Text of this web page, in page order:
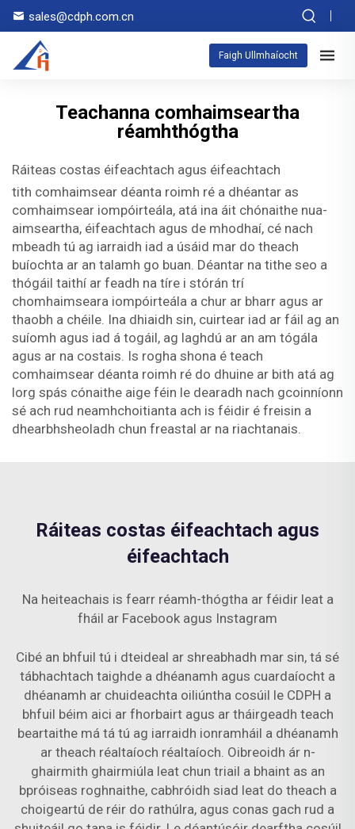
sales@cdph.com.cn
Faigh Ullmhaíocht
Teachanna comhaimseartha
réamhthógtha
Ráiteas costas éifeachtach agus éifeachtach
tith comhaimsear déanta roimh ré a dhéantar as
comhaimsear iompóirteála, atá ina áit chónaithe nua-
aimseartha, éifeachtach agus de mhodhaí, cé nach
mbeadh tú ag iarraidh iad a úsáid mar do theach
buíochta ar an talamh go buan. Déantar na tithe seo a
thógáil taithí ar feadh na tíre i stórán trí
chomhaimseara iompóirteála a chur ar bharr agus ar
thaobh a chéile. Ina dhiaidh sin, cuirtear iad ar fáil ag an
suíomh agus iad á togáil, ag laghdú ar an am tógála
agus ar na costais. Is rogha shona é teach
comhaimsear déanta roimh ré do dhuine ar bith atá ag
lorg spás cónaithe aige féin le dearadh nach gcoinníonn
sé ach rud neamhchoitianta ach is féidir é freisin a
dhearbhsheoladh chun freastal ar na riachtanais.
Ráiteas costas éifeachtach agus
éifeachtach
Na heiteachais is fearr réamh-thógtha ar féidir leat a
fháil ar Facebook agus Instagram
Cibé an bhfuil tú i dteideal ar shreabhadh mar sin, tá sé
tábhachtach taighde a dhéanamh agus cuardaíocht a
dhéanamh ar chuideachta oiliúntha cosúil le CDPH a
bhfuil béim aici ar fhorbairt agus ar tháirgeadh teach
beartaithe má tá tú ag iarraidh ionramháil a dhéanamh
ar theach réaltaíoch réaltaíoch. Oibreoidh ár n-
ghairmith ghairmiúla leat chun triail a bhaint as an
bpróiseas roghnaithe, cabhróidh siad leat do theach a
choigeartú de réir do rathúlra, agus conas gach rud a